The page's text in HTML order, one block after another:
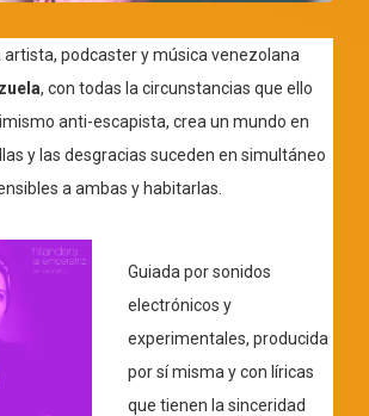
artista, podcaster y música venezolana
, con todas la circunstancias que ello
anti-escapista, crea un mundo en
y las desgracias suceden en simultáneo
a ambas y habitarlas.
Guiada por sonidos
electrónicos y
experimentales, producida
por sí misma y con líricas
que tienen la sinceridad